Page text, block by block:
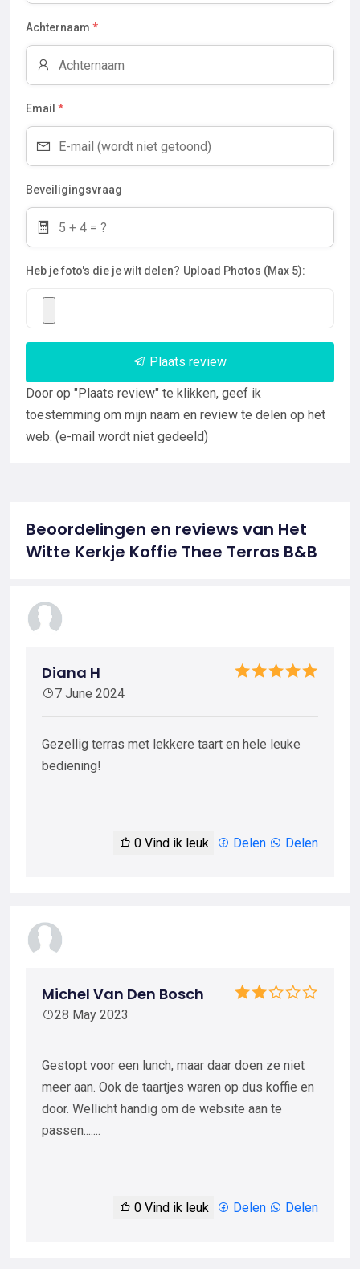
Achternaam *
Email *
Beveiligingsvraag
Heb je foto's die je wilt delen? Upload Photos (Max 5):
Plaats review
Door op "Plaats review" te klikken, geef ik
toestemming om mijn naam en review te delen op het
web. (e-mail wordt niet gedeeld)
Beoordelingen en reviews van Het
Witte Kerkje Koffie Thee Terras B&B
Diana H
7 June 2024
Gezellig terras met lekkere taart en hele leuke
bediening!
0 Vind ik leuk Delen Delen
Michel Van Den Bosch
28 May 2023
Gestopt voor een lunch, maar daar doen ze niet
meer aan. Ook de taartjes waren op dus koffie en
door. Wellicht handig om de website aan te
passen.......
0 Vind ik leuk Delen Delen